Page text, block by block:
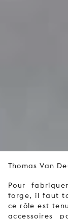
Thomas Van
Pour
forge, il faut
ce rôle est
accessoires